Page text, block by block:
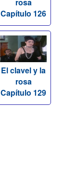
rosa
Capítulo 126
El clavel y la
rosa
Capítulo 129